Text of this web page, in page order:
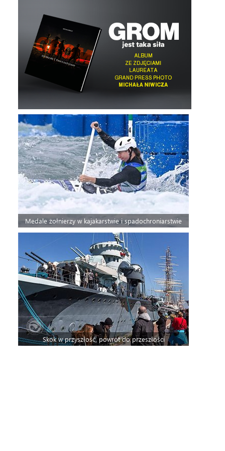
Medale żołnierzy w kajakarstwie i spadochroniarstwie
Skok w przyszłość, powrót do przeszłości